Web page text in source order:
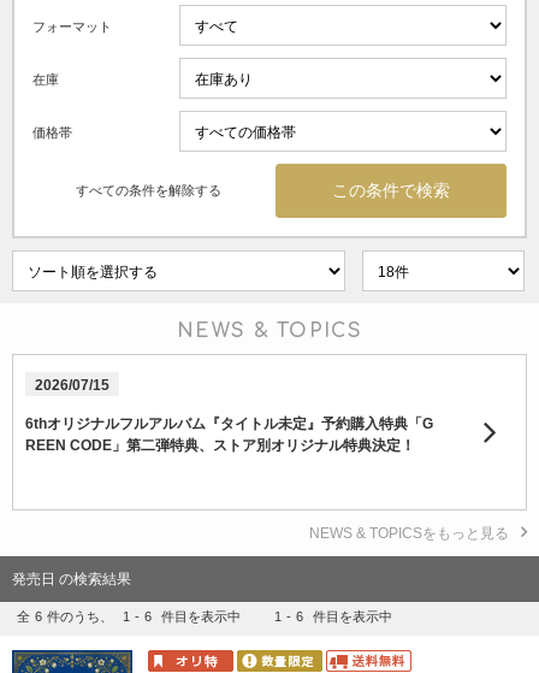
フォーマット
在庫
価格帯
すべての条件を解除する
NEWS & TOPICS
2026/07/15
6thオリジナルフルアルバム『タイトル未定』予約購入特典「G
REEN CODE」第二弾特典、ストア別オリジナル特典決定！
NEWS & TOPICSをもっと見る
発売日 の検索結果
全 6 件のうち、 1 - 6 件目を表示中 1 - 6 件目を表示中